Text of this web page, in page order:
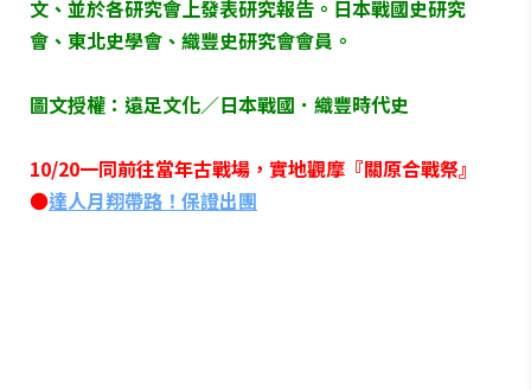
文、並於各研究會上發表研究報告。日本戰國史研究
會、東北史學會、織豐史研究會會員。
圖文授權：遠足文化／日本戰國．織豐時代史
10/20一同前往當年古戰場，實地觀摩『關原合戰祭』
●達人月翔帶路！保證出團